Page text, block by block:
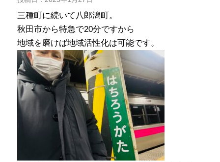
三種町に続いて八郎潟町。
秋田市から特急で20分ですから
地域を磨けば地域活性化は可能です。